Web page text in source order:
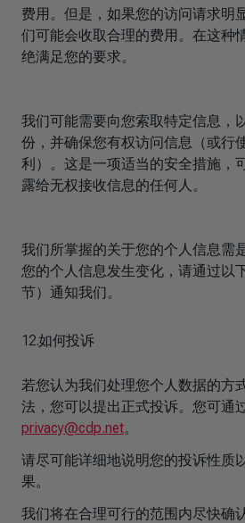
费用。但是，如果您的访问请求明
们可能会收取合理的费用。在这种
绝满足您的要求。
我们可能需要向您索取特定信息，
份，并确保您有权访问信息（或行
利）。这是一项适当的安全措施，
露给无权接收信息的任何人。
我们所掌握的关于您的个人信息需
您的个人信息发生变化，请通过以
节）通知我们。
12.如何投诉
若您认为我们处理您个人数据的方
法，您可以提出正式投诉。您可通
privacy@cdp.net。
请尽可能详细地说明您的投诉性质
果。
我们将在合理可行的范围内尽快确